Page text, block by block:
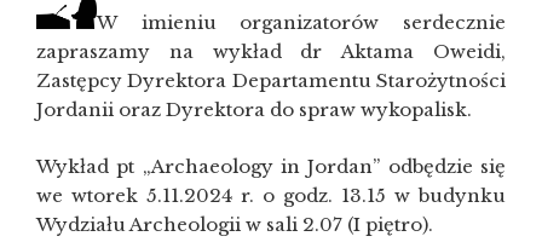
W imieniu organizatorów serdecznie
zapraszamy na wykład dr Aktama Oweidi,
Zastępcy Dyrektora Departamentu Starożytności
Jordanii oraz Dyrektora do spraw wykopalisk.
Wykład pt „Archaeology in Jordan” odbędzie się
we wtorek 5.11.2024 r. o godz. 13.15 w budynku
Wydziału Archeologii w sali 2.07 (I piętro).